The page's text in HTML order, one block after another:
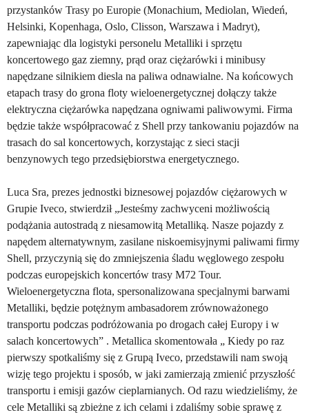
przystanków Trasy po Europie (Monachium, Mediolan, Wiedeń,
Helsinki, Kopenhaga, Oslo, Clisson, Warszawa i Madryt),
zapewniając dla logistyki personelu Metalliki i sprzętu
koncertowego gaz ziemny, prąd oraz ciężarówki i minibusy
napędzane silnikiem diesla na paliwa odnawialne. Na końcowych
etapach trasy do grona floty wieloenergetycznej dołączy także
elektryczna ciężarówka napędzana ogniwami paliwowymi. Firma
będzie także współpracować z Shell przy tankowaniu pojazdów na
trasach do sal koncertowych, korzystając z sieci stacji
benzynowych tego przedsiębiorstwa energetycznego.
Luca Sra, prezes jednostki biznesowej pojazdów ciężarowych w
Grupie Iveco, stwierdził „Jesteśmy zachwyceni możliwością
podążania autostradą z niesamowitą Metalliką. Nasze pojazdy z
napędem alternatywnym, zasilane niskoemisyjnymi paliwami firmy
Shell, przyczynią się do zmniejszenia śladu węglowego zespołu
podczas europejskich koncertów trasy M72 Tour.
Wieloenergetyczna flota, spersonalizowana specjalnymi barwami
Metalliki, będzie potężnym ambasadorem zrównoważonego
transportu podczas podróżowania po drogach całej Europy i w
salach koncertowych” . Metallica skomentowała „ Kiedy po raz
pierwszy spotkaliśmy się z Grupą Iveco, przedstawili nam swoją
wizję tego projektu i sposób, w jaki zamierzają zmienić przyszłość
transportu i emisji gazów cieplarnianych. Od razu wiedzieliśmy, że
cele Metalliki są zbieżne z ich celami i zdaliśmy sobie sprawę z